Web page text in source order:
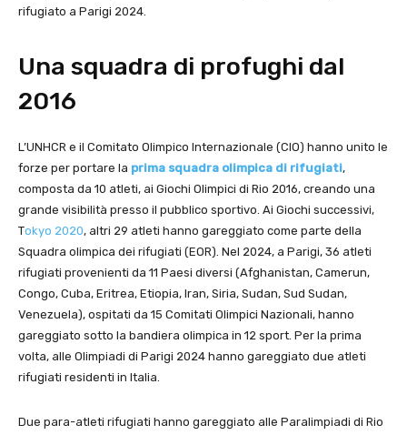
rifugiato a Parigi 2024.
Una squadra di profughi dal
2016
L’UNHCR e il Comitato Olimpico Internazionale (CIO) hanno unito le
forze per portare la prima squadra olimpica di rifugiati,
composta da 10 atleti, ai Giochi Olimpici di Rio 2016, creando una
grande visibilità presso il pubblico sportivo. Ai Giochi successivi,
Tokyo 2020, altri 29 atleti hanno gareggiato come parte della
Squadra olimpica dei rifugiati (EOR). Nel 2024, a Parigi, 36 atleti
rifugiati provenienti da 11 Paesi diversi (Afghanistan, Camerun,
Congo, Cuba, Eritrea, Etiopia, Iran, Siria, Sudan, Sud Sudan,
Venezuela), ospitati da 15 Comitati Olimpici Nazionali, hanno
gareggiato sotto la bandiera olimpica in 12 sport. Per la prima
volta, alle Olimpiadi di Parigi 2024 hanno gareggiato due atleti
rifugiati residenti in Italia.
Due para-atleti rifugiati hanno gareggiato alle Paralimpiadi di Rio